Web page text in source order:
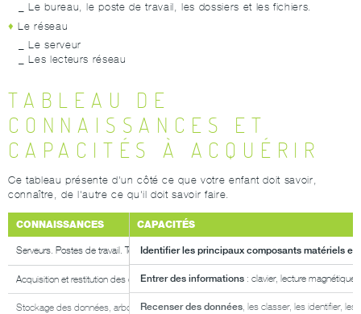
Le bureau, le poste de travail, les dossiers et les fichiers.
Le réseau
Le serveur
Les lecteurs réseau
TABLEAU DE
CONNAISSANCES ET
CAPACITÉS À ACQUÉRIR
Ce tableau présente d'un côté ce que votre enfant doit savoir,
connaître, de l'autre ce qu'il doit savoir faire.
CAPACITÉS
Identifier les principaux composants matériels et
Entrer des informations: clavier, lecture
Recenser des données, les classer, les identifier,
CONNAISSANCES
Serveurs. Postes de travail. Terminaux mobiles. Périphériques. Logiciels.
Acquisition et restitution des données.
Stockage des données, arborescence. Mémoire. Unité de stockage.